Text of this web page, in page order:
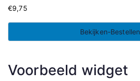
€9,75
Bekijken-Bestellen
Voorbeeld widget